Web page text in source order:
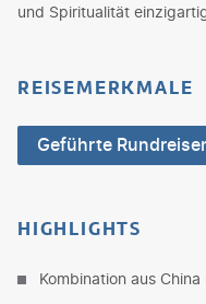
und Spiritualität
REISEMERKMALE
Geführte
HIGHLIGHTS
Kombination aus